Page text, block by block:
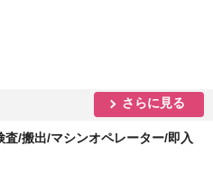
さらに見る
査/搬出/マシンオペレーター/即入